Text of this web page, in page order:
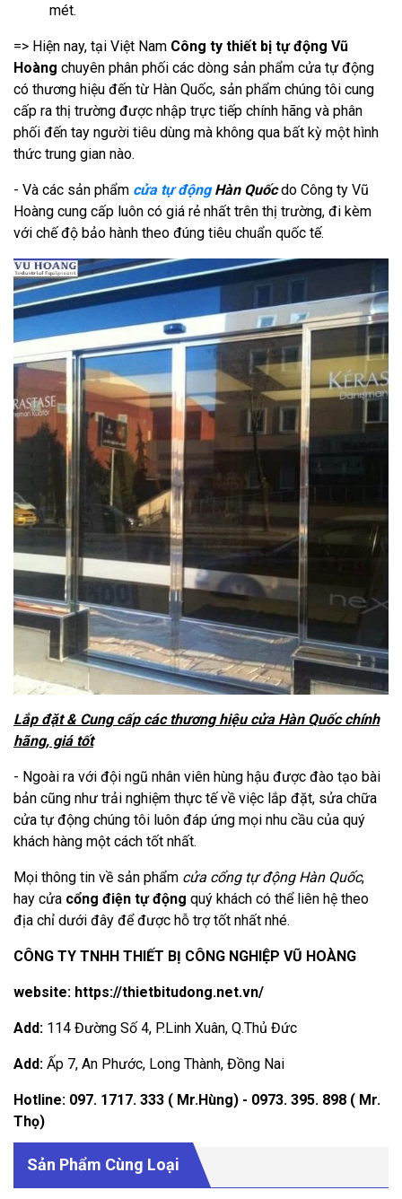
mét.
=> Hiện nay, tại Việt Nam Công ty thiết bị tự động Vũ
Hoàng chuyên phân phối các dòng sản phẩm cửa tự động
có thương hiệu đến từ Hàn Quốc, sản phẩm chúng tôi cung
cấp ra thị trường được nhập trực tiếp chính hãng và phân
phối đến tay người tiêu dùng mà không qua bất kỳ một hình
thức trung gian nào.
- Và các sản phẩm cửa tự độngHàn Quốcdo Công ty Vũ
Hoàng cung cấp luôn có giá rẻ nhất trên thị trường, đi kèm
với chế độ bảo hành theo đúng tiêu chuẩn quốc tế.
Lắp đặt & Cung cấp các thương hiệu cửa Hàn Quốc chính
hãng, giá tốt
- Ngoài ra với đội ngũ nhân viên hùng hậu được đào tạo bài
bản cũng như trải nghiệm thực tế về việc lắp đặt, sửa chữa
cửa tự động chúng tôi luôn đáp ứng mọi nhu cầu của quý
khách hàng một cách tốt nhất.
Mọi thông tin về sản phẩm cửa cổng tự động Hàn Quốc,
hay cửa cổng điện tự động quý khách có thể liên hệ theo
địa chỉ dưới đây để được hỗ trợ tốt nhất nhé.
CÔNG TY TNHH THIẾT BỊ CÔNG NGHIỆP VŨ HOÀNG
website: https://thietbitudong.net.vn/
Add: 114 Đường Số 4, P.Linh Xuân, Q.Thủ Đức
Add: Ấp 7, An Phước, Long Thành, Đồng Nai
Hotline: 097. 1717. 333 ( Mr.Hùng) - 0973. 395. 898 ( Mr.
Thọ)
Sản Phẩm Cùng Loại